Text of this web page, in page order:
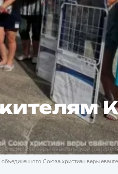
Союза христиан веры